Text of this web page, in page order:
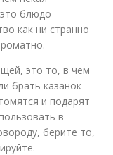
на зиму
на зиму
блюдо
как ни странно
это то, в чем
брать казанок
и подарят
в
берите то,